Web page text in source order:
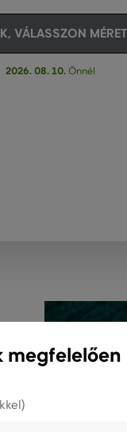
VÁLASSZON
2026. 08. 10. Önnél
megfelelően